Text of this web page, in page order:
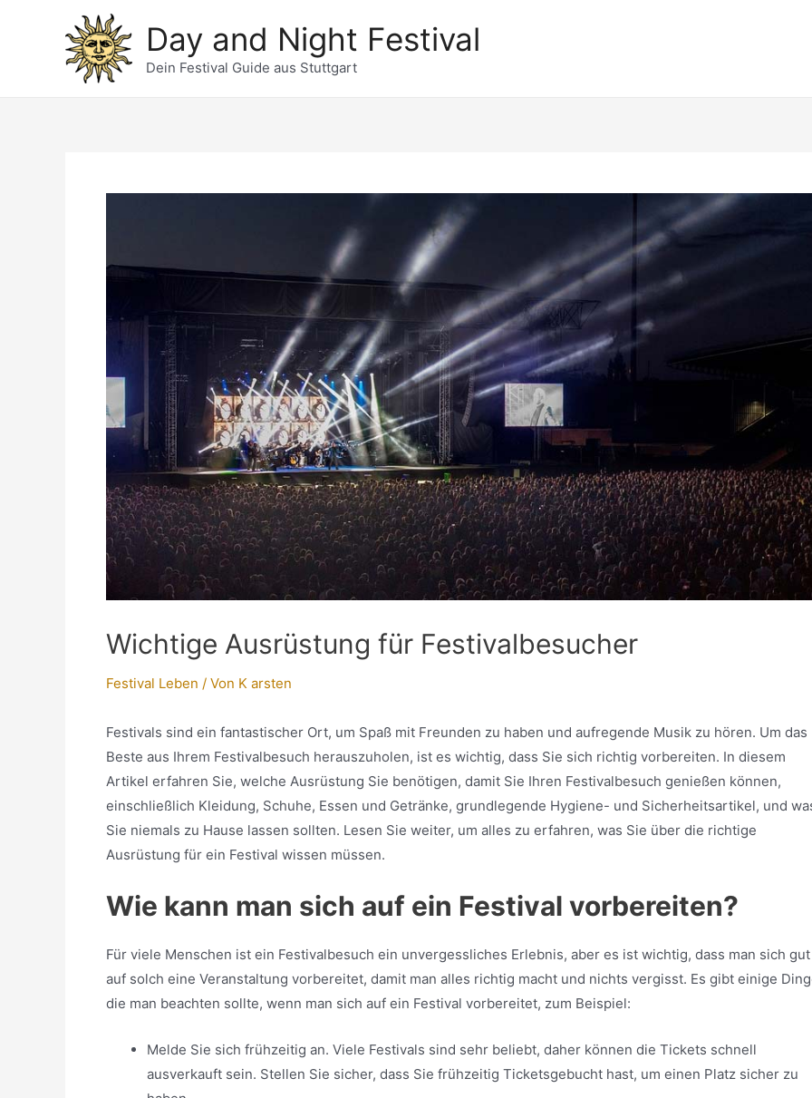
Day and Night Festival
Dein Festival Guide aus Stuttgart
Wichtige Ausrüstung für Festivalbesucher
Festival Leben / Von K arsten
Festivals sind ein fantastischer Ort, um Spaß mit Freunden zu haben und aufregende Musik zu hören. Um das
Beste aus Ihrem Festivalbesuch herauszuholen, ist es wichtig, dass Sie sich richtig vorbereiten. In diesem
Artikel erfahren Sie, welche Ausrüstung Sie benötigen, damit Sie Ihren Festivalbesuch genießen können,
einschließlich Kleidung, Schuhe, Essen und Getränke, grundlegende Hygiene- und Sicherheitsartikel, und
Sie niemals zu Hause lassen sollten. Lesen Sie weiter, um alles zu erfahren, was Sie über die richtige
Ausrüstung für ein Festival wissen müssen.
Wie kann man sich auf ein Festival vorbereiten?
Für viele Menschen ist ein Festivalbesuch ein unvergessliches Erlebnis, aber es ist wichtig, dass man sich gut
auf solch eine Veranstaltung vorbereitet, damit man alles richtig macht und nichts vergisst. Es gibt einige
die man beachten sollte, wenn man sich auf ein Festival vorbereitet, zum Beispiel:
Melde Sie sich frühzeitig an. Viele Festivals sind sehr beliebt, daher können die Tickets schnell
ausverkauft sein. Stellen Sie sicher, dass Sie frühzeitig Ticketsgebucht hast, um einen Platz sicher zu